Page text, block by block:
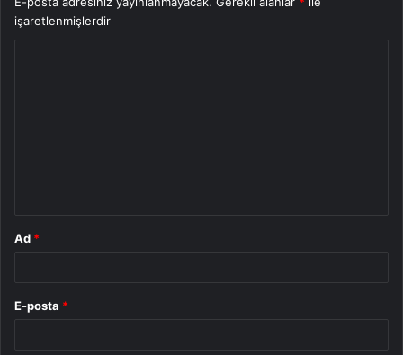
işaretlenmişlerdir
Ad *
E-posta *